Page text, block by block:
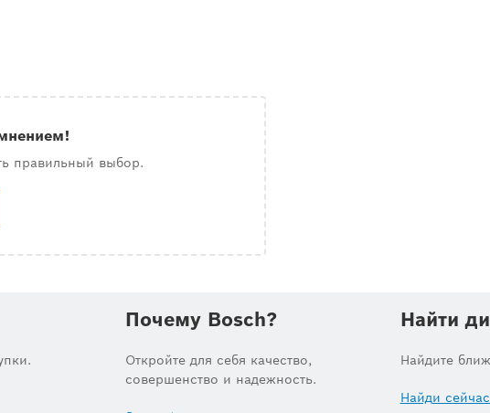
правильный выбор.
Почему Bosch?
Откройте для себя качество,
совершенство и надежность.
Найти
Найдите
Найди сейчас